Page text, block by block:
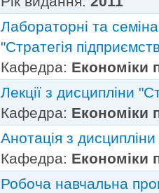
Лабораторні та
"Стратегія
Кафедра: Економіки
Лекції з дисципліни
Кафедра: Економіки
Анотація з
Кафедра: Економіки
Робоча навчальна